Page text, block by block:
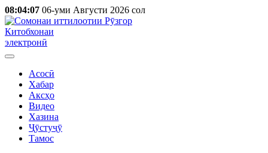
08:04:07 06-уми Августи 2026 сол
Китобхонаи
электронӣ
Асосӣ
Хабар
Аксҳо
Видео
Хазина
Ҷӯстуҷӯ
Тамос